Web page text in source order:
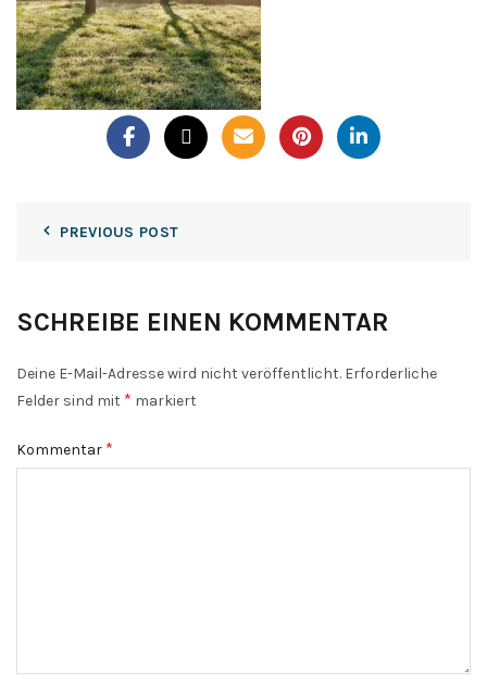
PREVIOUS POST
SCHREIBE EINEN KOMMENTAR
Deine E-Mail-Adresse wird nicht veröffentlicht. Erforderliche
Felder sind mit * markiert
Kommentar *